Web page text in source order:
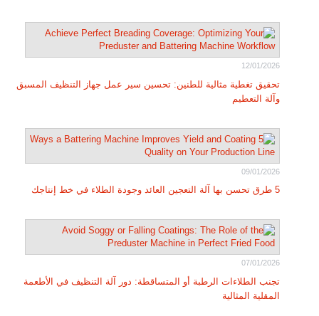
12/01/2026
تحقيق تغطية مثالية للطنين: تحسين سير عمل جهاز التنظيف المسبق
وآلة التعطيم
09/01/2026
5 طرق تحسن بها آلة التعجين العائد وجودة الطلاء في خط إنتاجك
07/01/2026
تجنب الطلاءات الرطبة أو المتساقطة: دور آلة التنظيف في الأطعمة
المقلية المثالية